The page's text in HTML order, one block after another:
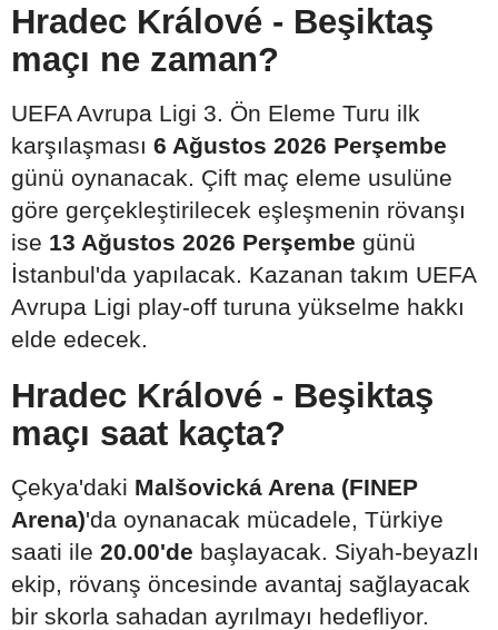
Hradec Králové - Beşiktaş
maçı ne zaman?
UEFA Avrupa Ligi 3. Ön Eleme Turu ilk
karşılaşması 6 Ağustos 2026 Perşembe
günü oynanacak. Çift maç eleme usulüne
göre gerçekleştirilecek eşleşmenin rövanşı
ise 13 Ağustos 2026 Perşembe günü
İstanbul'da yapılacak. Kazanan takım UEFA
Avrupa Ligi play-off turuna yükselme hakkı
elde edecek.
Hradec Králové - Beşiktaş
maçı saat kaçta?
Çekya'daki Malšovická Arena (FINEP
Arena)'da oynanacak mücadele, Türkiye
saati ile 20.00'de başlayacak. Siyah-beyazlı
ekip, rövanş öncesinde avantaj sağlayacak
bir skorla sahadan ayrılmayı hedefliyor.